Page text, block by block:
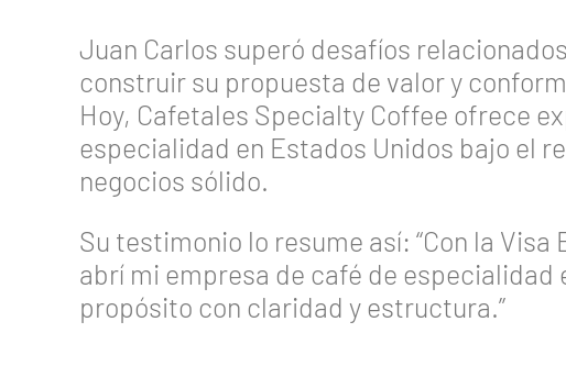
Juan Carlos superó desafíos
construir su propuesta de valor y
Hoy, Cafetales Specialty Coffee ofrece
especialidad en Estados Unidos bajo el
negocios sólido.
Su testimonio lo resume así: “Con la Visa
abrí mi empresa de café de especialidad
propósito con claridad y estructura.”